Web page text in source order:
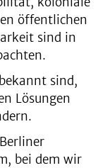
öffentlichen
sind in
sind,
Lösungen
bei dem wir